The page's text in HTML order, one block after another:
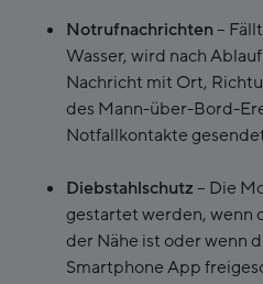
Notrufnachrichten–
Wasser, wird nach
Nachricht mit Ort,
des Mann-über-Bord-
Notfallkontakte
Diebstahlschutz– Die
gestartet werden, wenn
der Nähe ist oder wenn
Smartphone App